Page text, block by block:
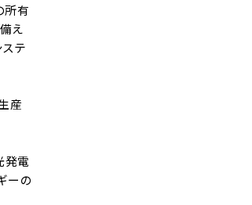
所有
え
テ
産
発電
ーの